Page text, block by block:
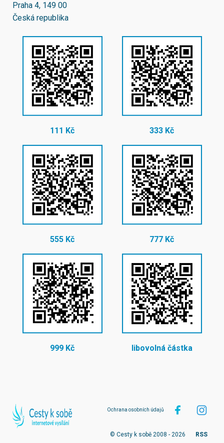
Praha 4, 149 00
Česká republika
111 Kč 333 Kč
555 Kč 777 Kč
999 Kč libovolná částka
Ochrana osobních údajů
© Cesty k sobě 2008 - 2026 RSS